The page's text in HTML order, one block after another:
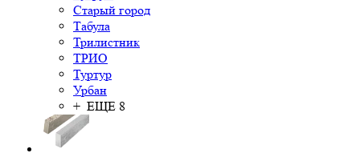
Старый город
Табула
Трилистник
ТРИО
Туртур
Урбан
+ ЕЩЕ 8